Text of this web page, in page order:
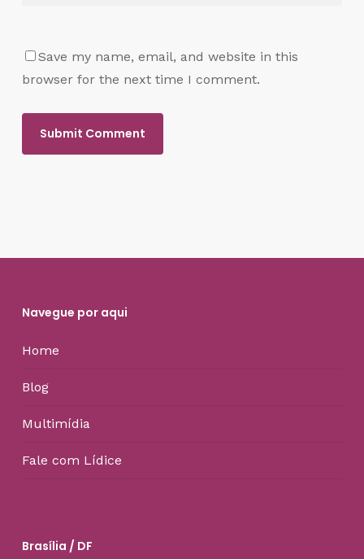
Save my name, email, and website in this
browser for the next time I comment.
Navegue por aqui
Home
Blog
Multimídia
Fale com Lídice
Brasília / DF